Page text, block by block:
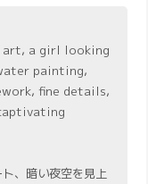
a girl looking
painting,
fine details,
、暗い夜空を見上